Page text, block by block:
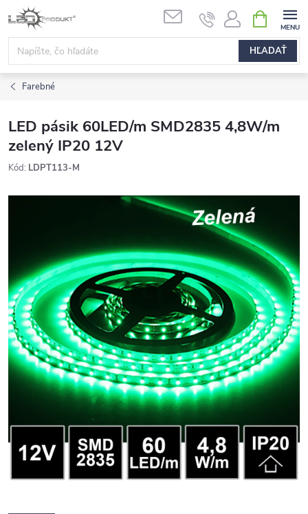
Prejsť
na
obsah
HĽADAŤ
KOŠÍK
Farebné
LED pásik 60LED/m SMD2835 4,8W/m
zelený IP20 12V
Kód: LDPT113-M